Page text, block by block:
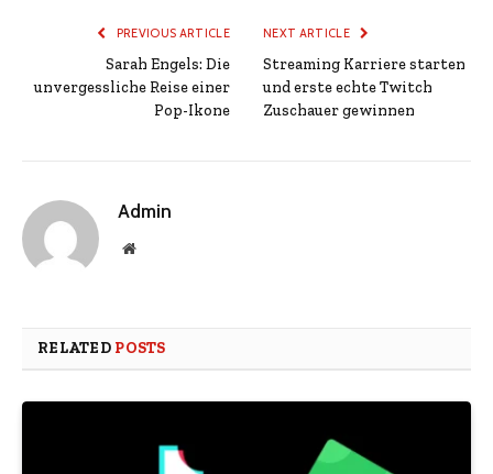
PREVIOUS ARTICLE
Sarah Engels: Die
unvergessliche Reise einer
Pop-Ikone
NEXT ARTICLE
Streaming Karriere starten
und erste echte Twitch
Zuschauer gewinnen
Admin
Website
RELATED POSTS